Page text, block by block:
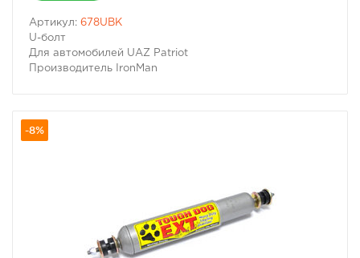
Артикул: 678UBK
U-болт
Для автомобилей UAZ Patriot
Производитель IronMan
-8%